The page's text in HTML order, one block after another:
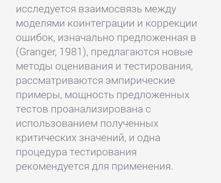
исследуется взаимосвязь между
моделями коинтеграции и коррекции
ошибок, изначально предложенная в
(Granger, 1981), предлагаются новые
методы оценивания и тестирования,
рассматриваются эмпирические
примеры, мощность предложенных
тестов проанализирована с
использованием полученных
критических значений, и одна
процедура тестирования
рекомендуется для применения.